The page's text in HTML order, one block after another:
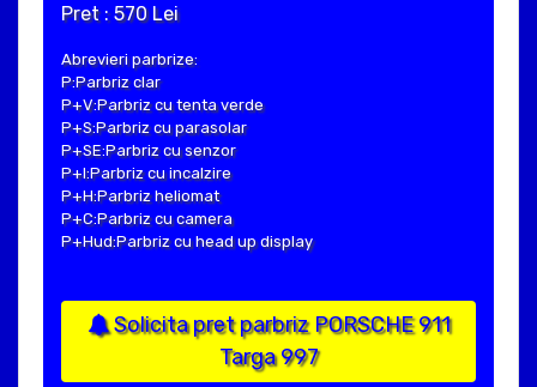
Pret : 570 Lei
Abrevieri parbrize:
P:Parbriz clar
P+V:Parbriz cu tenta verde
P+S:Parbriz cu parasolar
P+SE:Parbriz cu senzor
P+I:Parbriz cu incalzire
P+H:Parbriz heliomat
P+C:Parbriz cu camera
P+Hud:Parbriz cu head up display
Solicita pret parbriz PORSCHE 911
Targa 997